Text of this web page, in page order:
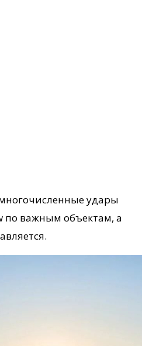
удары
по важным объектам, а